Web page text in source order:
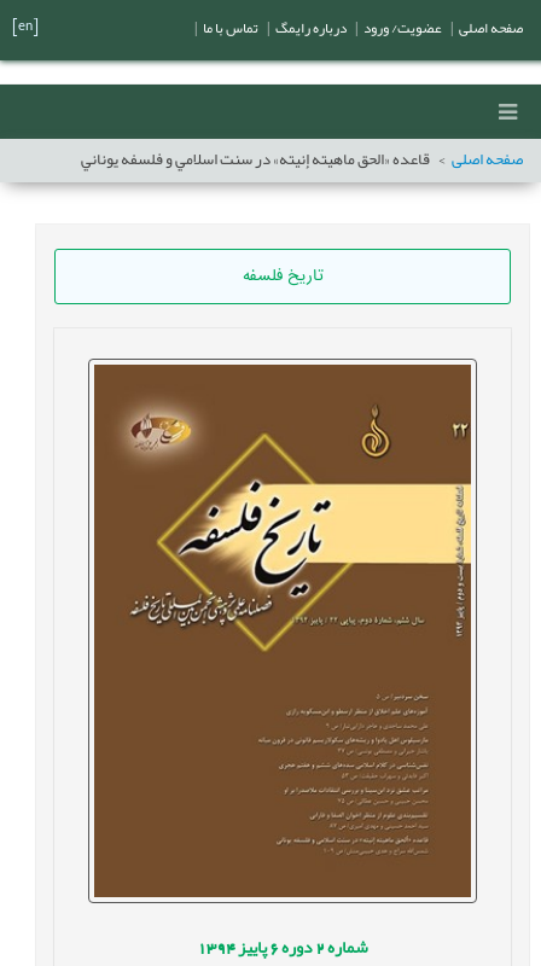
صفحه اصلی قاعده «الحق ماهيته إنيته» در سنت اسلامي و فلسفه يوناني
تاریخ فلسفه
شماره2 دوره6 پاییز1394
صفحه اصلی عضویت/ ورود درباره رایمگ تماس با ما